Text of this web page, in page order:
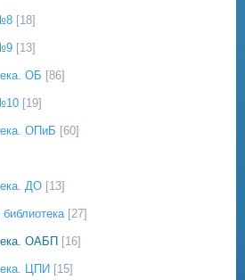
[18]
[13]
ОБ [86]
[19]
ОПиБ [60]
ДО [13]
библиотека [27]
ОАБП [16]
ЦПИ [15]